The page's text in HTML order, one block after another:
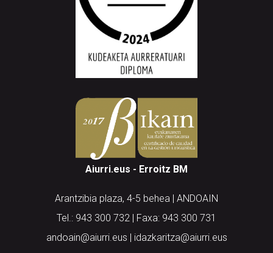
Aiurri.eus - Erroitz BM
Arantzibia plaza, 4-5 behea | ANDOAIN
Tel.: 943 300 732 | Faxa: 943 300 731
andoain@aiurri.eus | idazkaritza@aiurri.eus